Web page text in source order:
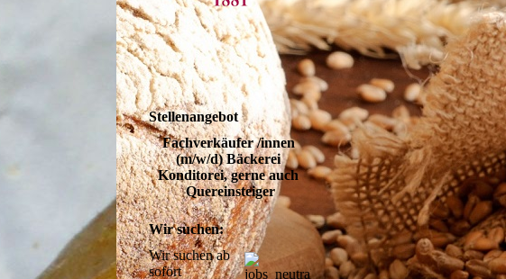
Stellenangebot
Fachverkäufer /innen
(m/w/d) Bäckerei
Konditorei, gerne auch
Quereinsteiger
Wir suchen:
Wir suchen ab
sofort